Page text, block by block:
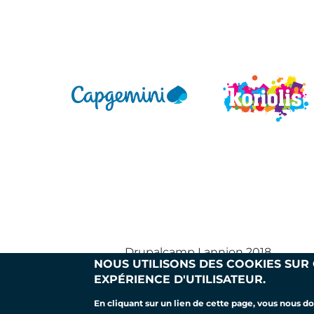
Drupalcamp Lannion 2018
PIED
NOUS UTILISONS DES COOKIES
EXPÉRIENCE D'UTILISATEUR.
En cliquant sur un lien de cette page, vous nous